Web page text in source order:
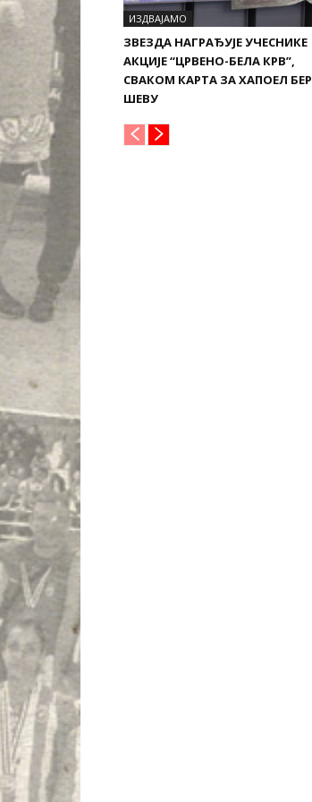
ИЗДВАЈАМО
ЗВЕЗДА НАГРАЂУЈЕ УЧЕСНИКЕ
АКЦИЈЕ “ЦРВЕНО-БЕЛА КРВ”,
СВАКОМ КАРТА ЗА ХАПОЕЛ БЕР
ШЕВУ